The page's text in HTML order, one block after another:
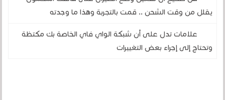
يقلل من وقت الشحن .. قمت بالتجربة وهذا ما وجدته
علامات تدل على أن شبكة الواي فاي الخاصة بك مكتظة
وتحتاج إلى إجراء بعض التغييرات